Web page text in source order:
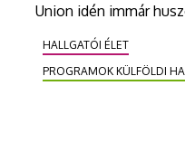
Union idén immár
fesztiválját a
rendezvényterén.
HALLGATÓI ÉLET
PROGRAMOK KÜLFÖLDI